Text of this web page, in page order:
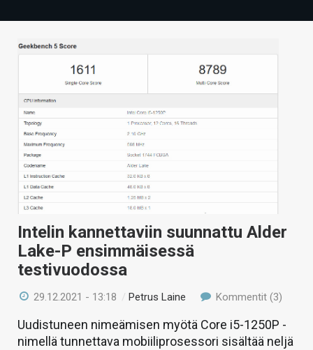
TECHBBS
TIETOA
KAUPPA
VAIHDA TEEMA
HAKU
Intelin kannettaviin suunnattu Alder
Lake-P ensimmäisessä
testivuodossa
29.12.2021 - 13:18 / Petrus Laine Kommentit (3)
Uudistuneen nimeämisen myötä Core i5-1250P -
nimellä tunnettava mobiiliprosessori sisältää neljä